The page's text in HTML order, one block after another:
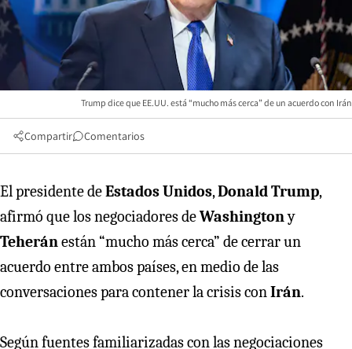
Trump dice que EE.UU. está “mucho más cerca” de un acuerdo con Irán
Compartir Comentarios
El presidente deEstados Unidos,Donald Trump,
afirmó que los negociadores deWashingtony
Teheránestán “mucho más cerca” de cerrar un
acuerdo entre ambos países, en medio de las
conversaciones para contener la crisis conIrán.
Según fuentes familiarizadas con las negociaciones